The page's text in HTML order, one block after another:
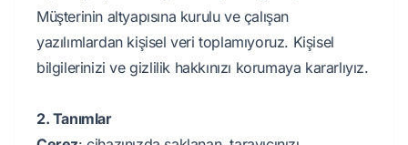
Müşterinin altyapısına kurulu ve çalışan
yazılımlardan kişisel veri toplamıyoruz. Kişisel
bilgilerinizi ve gizlilik hakkınızı korumaya kararlıyız.
2. Tanımlar